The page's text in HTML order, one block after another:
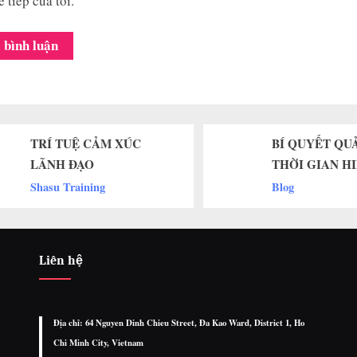
BÍ QUYẾT QUẢN LÝ
THỜI GIAN HIỆU QUẢ
Blog
Liên hệ
Địa chỉ: 64 Nguyen Dinh Chieu Street, Đa Kao Ward, District 1, Ho
Chi Minh City, Vietnam